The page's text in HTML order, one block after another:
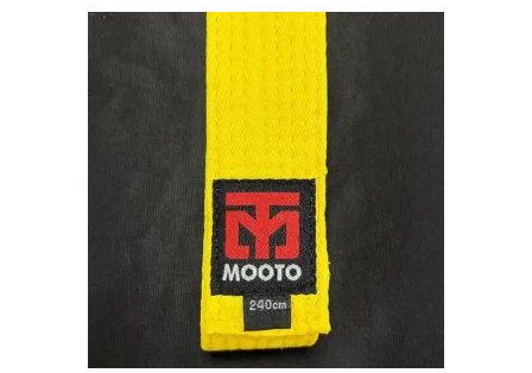
6,00 €
hasta
7,00 €